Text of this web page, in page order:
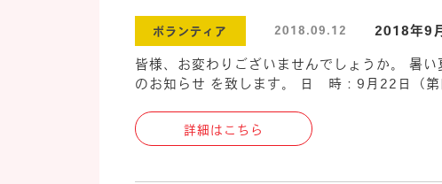
ボランティア 2018.09.12 2018年9
皆様、お変わりございませんでしょうか。 暑
のお知らせ を致します。 日 時：9月22日（
詳細はこちら